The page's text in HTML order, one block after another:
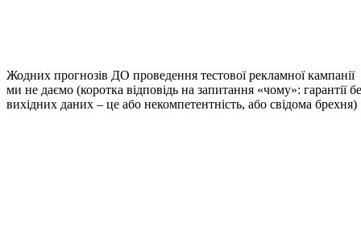
Жодних прогнозів ДО проведення тестової рекламної кампанії
ми не даємо (коротка відповідь на запитання «чому»: гарантії
вихідних даних – це або некомпетентність, або свідома брехня)